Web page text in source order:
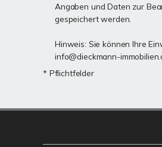
Angaben und Daten zur
gespeichert werden.
Hinweis: Sie können Ihre
info@dieckmann-
* Pflichtfelder